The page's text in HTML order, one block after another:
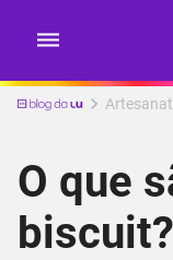
O que
biscuit?